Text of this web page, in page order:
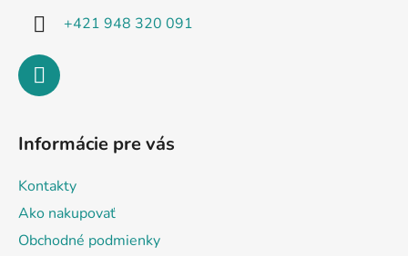
+421 948 320 091
Informácie pre vás
Kontakty
Ako nakupovať
Obchodné podmienky